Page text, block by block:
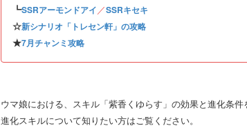
┗SSRアーモンドアイ／SSRキセキ
☆新シナリオ「トレセン軒」の攻略
★7月チャンミ攻略
ウマ娘における、スキル「紫香くゆらす」の効果と進化条
進化スキルについて知りたい方はご覧ください。